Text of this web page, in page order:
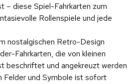
– diese Spiel-Fahrkarten zum
Rollenspiele und jede
nostalgischen Retro-Design
Fahrkarten, die von kleinen
beschriftet und angekreuzt werden
Felder und Symbole ist sofort